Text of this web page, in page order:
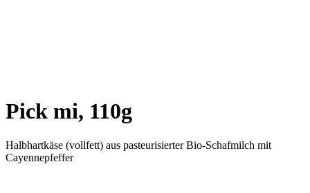
Pick mi, 110g
Halbhartkäse (vollfett) aus pasteurisierter Bio-Schafmilch mit
Cayennepfeffer